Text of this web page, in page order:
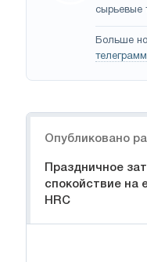
сырьевые
Больше
Опубликовано
Праздничное
спокойствие на
HRC